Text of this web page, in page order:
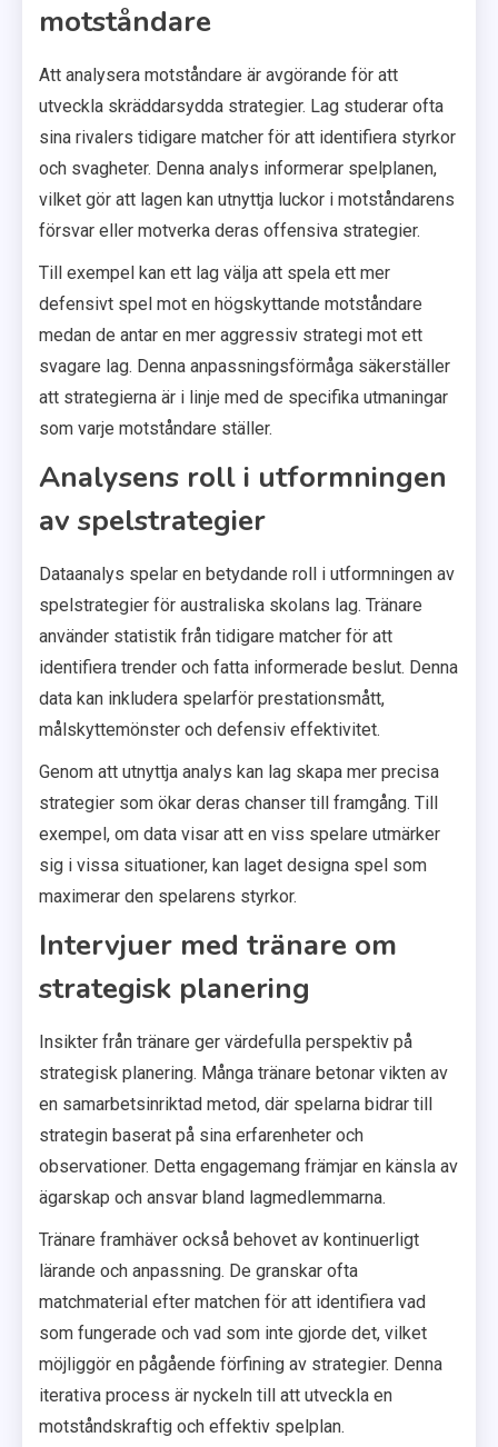
motståndare
Att analysera motståndare är avgörande för att
utveckla skräddarsydda strategier. Lag studerar ofta
sina rivalers tidigare matcher för att identifiera styrkor
och svagheter. Denna analys informerar spelplanen,
vilket gör att lagen kan utnyttja luckor i motståndarens
försvar eller motverka deras offensiva strategier.
Till exempel kan ett lag välja att spela ett mer
defensivt spel mot en högskyttande motståndare
medan de antar en mer aggressiv strategi mot ett
svagare lag. Denna anpassningsförmåga säkerställer
att strategierna är i linje med de specifika utmaningar
som varje motståndare ställer.
Analysens roll i utformningen
av spelstrategier
Dataanalys spelar en betydande roll i utformningen av
spelstrategier för australiska skolans lag. Tränare
använder statistik från tidigare matcher för att
identifiera trender och fatta informerade beslut. Denna
data kan inkludera spelarför prestationsmått,
målskyttemönster och defensiv effektivitet.
Genom att utnyttja analys kan lag skapa mer precisa
strategier som ökar deras chanser till framgång. Till
exempel, om data visar att en viss spelare utmärker
sig i vissa situationer, kan laget designa spel som
maximerar den spelarens styrkor.
Intervjuer med tränare om
strategisk planering
Insikter från tränare ger värdefulla perspektiv på
strategisk planering. Många tränare betonar vikten av
en samarbetsinriktad metod, där spelarna bidrar till
strategin baserat på sina erfarenheter och
observationer. Detta engagemang främjar en känsla av
ägarskap och ansvar bland lagmedlemmarna.
Tränare framhäver också behovet av kontinuerligt
lärande och anpassning. De granskar ofta
matchmaterial efter matchen för att identifiera vad
som fungerade och vad som inte gjorde det, vilket
möjliggör en pågående förfining av strategier. Denna
iterativa process är nyckeln till att utveckla en
motståndskraftig och effektiv spelplan.